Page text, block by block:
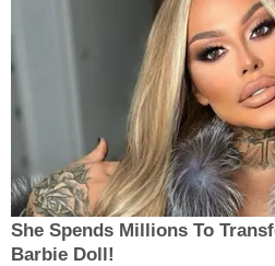
She Spends Millions To
Barbie Doll!